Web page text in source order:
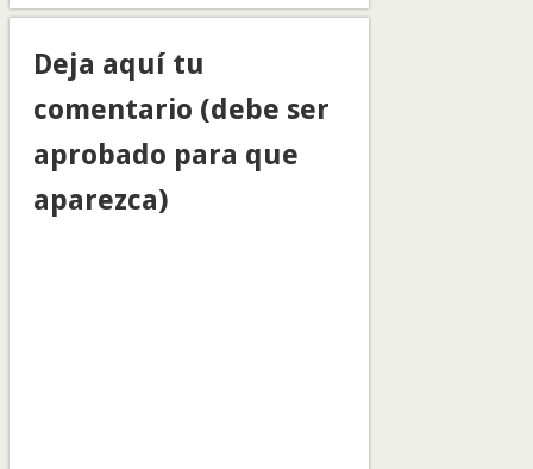
Deja aquí tu
comentario (debe ser
aprobado para que
aparezca)